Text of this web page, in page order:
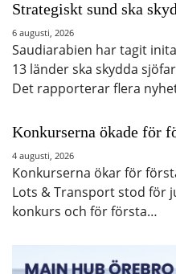
Strategiskt sund ska
6 augusti, 2026
Saudiarabien har tagit
13 länder ska skydda
Det rapporterar flera
Konkurserna ökade för
4 augusti, 2026
Konkurserna ökar för
Lots & Transport stod för
konkurs och för första…